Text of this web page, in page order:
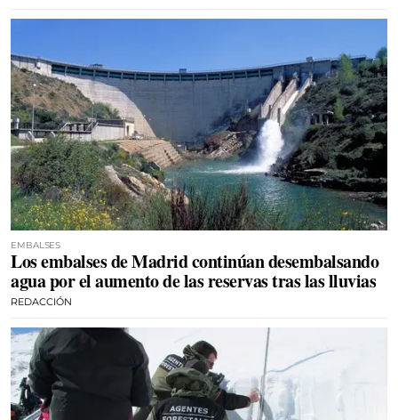
EMBALSES
Los embalses de Madrid continúan desembalsando
agua por el aumento de las reservas tras las lluvias
REDACCIÓN